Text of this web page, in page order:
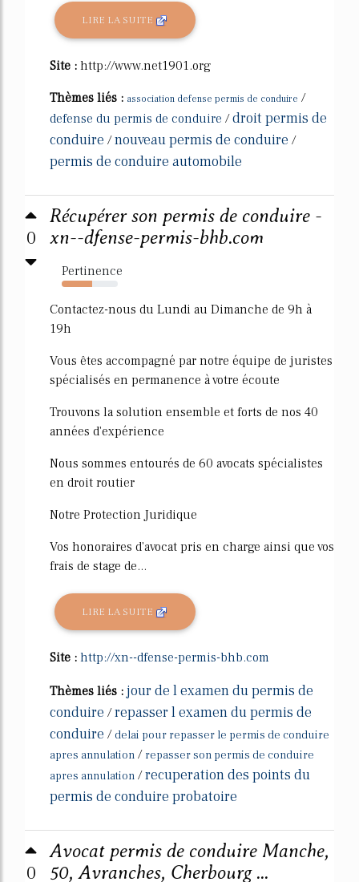
LIRE LA SUITE
Site : http://www.net1901.org
Thèmes liés : association defense permis de conduire /
defense du permis de conduire /droit permis de
conduire /nouveau permis de conduire /
permis de conduire automobile
0
Récupérer son permis de conduire -
xn--dfense-permis-bhb.com
Pertinence
54%
Contactez-nous du Lundi au Dimanche de 9h à
19h
Vous êtes accompagné par notre équipe de juristes
spécialisés en permanence à votre écoute
Trouvons la solution ensemble et forts de nos 40
années d'expérience
Nous sommes entourés de 60 avocats spécialistes
en droit routier
Notre Protection Juridique
Vos honoraires d'avocat pris en charge ainsi que vos
frais de stage de...
LIRE LA SUITE
Site : http://xn--dfense-permis-bhb.com
Thèmes liés : jour de l examen du permis de
conduire /repasser l examen du permis de
conduire / delai pour repasser le permis de conduire
apres annulation / repasser son permis de conduire
apres annulation /recuperation des points du
permis de conduire probatoire
0
Avocat permis de conduire Manche,
50, Avranches, Cherbourg ...